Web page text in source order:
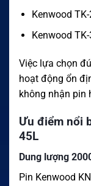
Kenwood
Kenwood
Việc lựa chọn
hoạt động ổn
không nhận pin
Ưu điểm nổi
45L
Dung lượng
Pin Kenwood